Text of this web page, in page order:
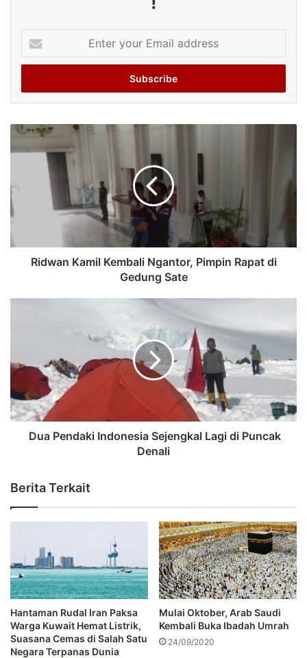
your
Email
Ridwan Kamil Kembali Ngantor, Pimpin Rapat di
Gedung Sate
Dua Pendaki Indonesia Sejengkal Lagi di Puncak
Denali
Berita Terkait
Hantaman Rudal Iran Paksa
Warga Kuwait Hemat Listrik,
Suasana Cemas di Salah Satu
Negara Terpanas Dunia
Mulai Oktober, Arab Saudi
Kembali Buka Ibadah Umrah
24/09/2020